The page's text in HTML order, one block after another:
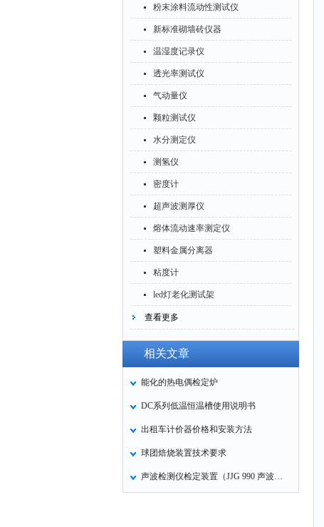
粉末涂料流动性测试仪
新标准砌墙砖仪器
温湿度记录仪
透光率测试仪
气动量仪
颗粒测试仪
水分测定仪
测氢仪
密度计
超声波测厚仪
熔体流动速率测定仪
塑料金属分离器
粘度计
led灯老化测试架
查看更多
相关文章
能化的热电偶检定炉
DC系列低温恒温槽使用说明书
出租车计价器价格和安装方法
球团焙烧装置技术要求
声波检测仪检定装置（JJG 990 声波检测仪检定规程）